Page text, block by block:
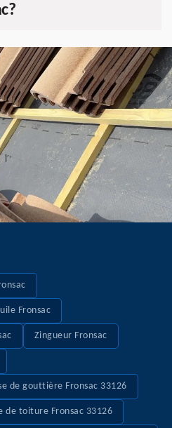
Fronsac
Zingueur Fronsac
de gouttière Fronsac 33126
de toiture Fronsac 33126